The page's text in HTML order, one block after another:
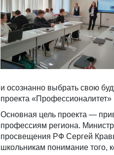
и осознанно выбрать свою
проекта
Основная цель проекта —
профессиям региона. Министр
просвещения РФ Сергей
школьникам понимание того,